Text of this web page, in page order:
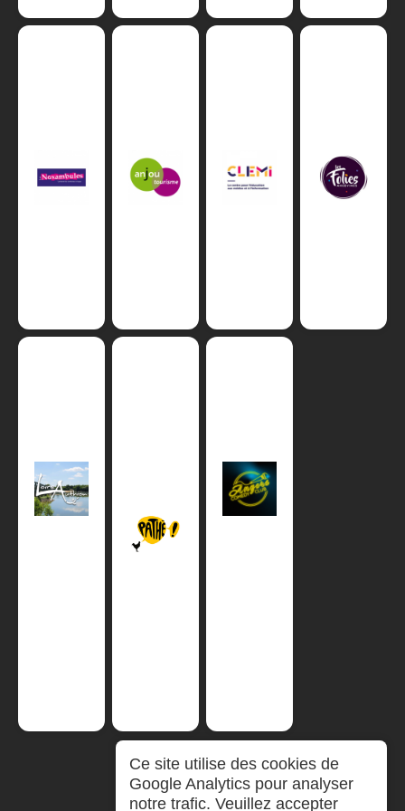
Ce site utilise des cookies de
Google Analytics pour analyser
notre trafic. Veuillez accepter